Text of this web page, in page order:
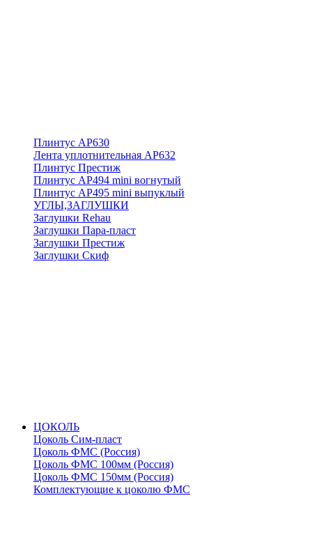
Плинтус АР630
Лента уплотнительная АР632
Плинтус Престиж
Плинтус АР494 mini вогнутый
Плинтус АР495 mini выпуклый
УГЛЫ,ЗАГЛУШКИ
Заглушки Rehau
Заглушки Пара-пласт
Заглушки Престиж
Заглушки Скиф
ЦОКОЛЬ
Цоколь Сим-пласт
Цоколь ФМС (Россия)
Цоколь ФМС 100мм (Россия)
Цоколь ФМС 150мм (Россия)
Комплектующие к цоколю ФМС